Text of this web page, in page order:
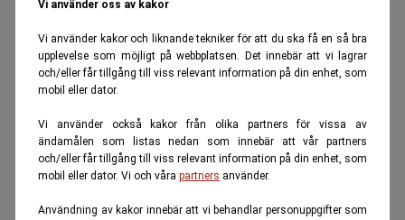
Vi använder oss av kakor
Vi använder kakor och liknande tekniker för att du ska få en så bra
upplevelse som möjligt på webbplatsen. Det innebär att vi lagrar
och/eller får tillgång till viss relevant information på din enhet, som
mobil eller dator.
Vi använder också kakor från olika partners för vissa av
ändamålen som listas nedan som innebär att vår partners
och/eller får tillgång till viss relevant information på din enhet, som
mobil eller dator. Vi och våra partners använder.
Användning av kakor innebär att vi behandlar personuppgifter som